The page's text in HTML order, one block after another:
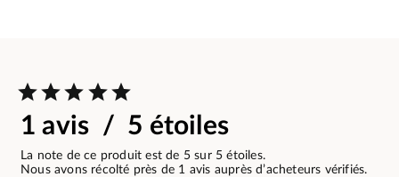
1 avis / 5 étoiles
La note de ce produit est de 5 sur 5 étoiles.
Nous avons récolté près de 1 avis auprès d’acheteurs vérifiés.